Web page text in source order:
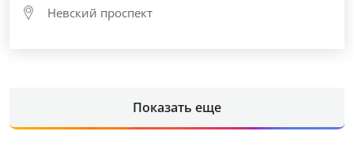
Невский проспект
Показать еще